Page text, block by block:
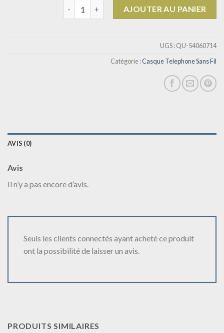
AJOUTER AU PANIER
UGS :QU-54060714
Catégorie :Casque Telephone Sans Fil
AVIS (0)
Avis
Il n’y a pas encore d’avis.
Seuls les clients connectés ayant acheté ce produit
ont la possibilité de laisser un avis.
PRODUITS SIMILAIRES